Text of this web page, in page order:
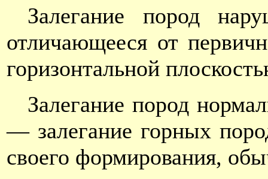
Залегание пород
отличающееся от
горизонтальной
Залегание пород
— залегание горных
своего формирования,